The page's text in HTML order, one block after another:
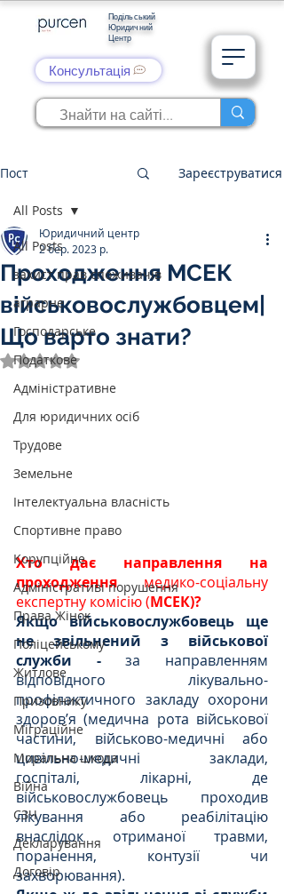
Подільський
Юридичний
Центр
Консультація
Пост Зареєструватися
All Posts
захист прав споживачів
аграрне
Господарське
Податкове
Адміністративне
Для юридичних осіб
Трудове
Земельне
Інтелектуальна власність
Спортивне право
Корупційне
Адміністративі порушення
Права Жінок
Поліцейському
Житлове
Призовнику
Міграційне
Моральна шкода
Війна
СЗЧ
Декларування
Договір
All Posts
Проходження МСЕК
військовослужбовцем|
Що варто знати?
Юридичний центр
2 бер. 2023 р.
Оцінка: NaN з 5 зірок.
Хто дає направлення на
проходження медико-соціальну
експертну комісію (МСЕК)?
Якщо військовослужбовець ще
не звільнений з військової
служби - за направленням
відповідного лікувально-
профілактичного закладу охорони
здоров’я (медична рота військової
частини, військово-медичні або
цивільно-медичні заклади,
госпіталі, лікарні, де
військовослужбовець проходив
лікування або реабілітацію
внаслідок отриманої травми,
поранення, контузії чи
захворювання).